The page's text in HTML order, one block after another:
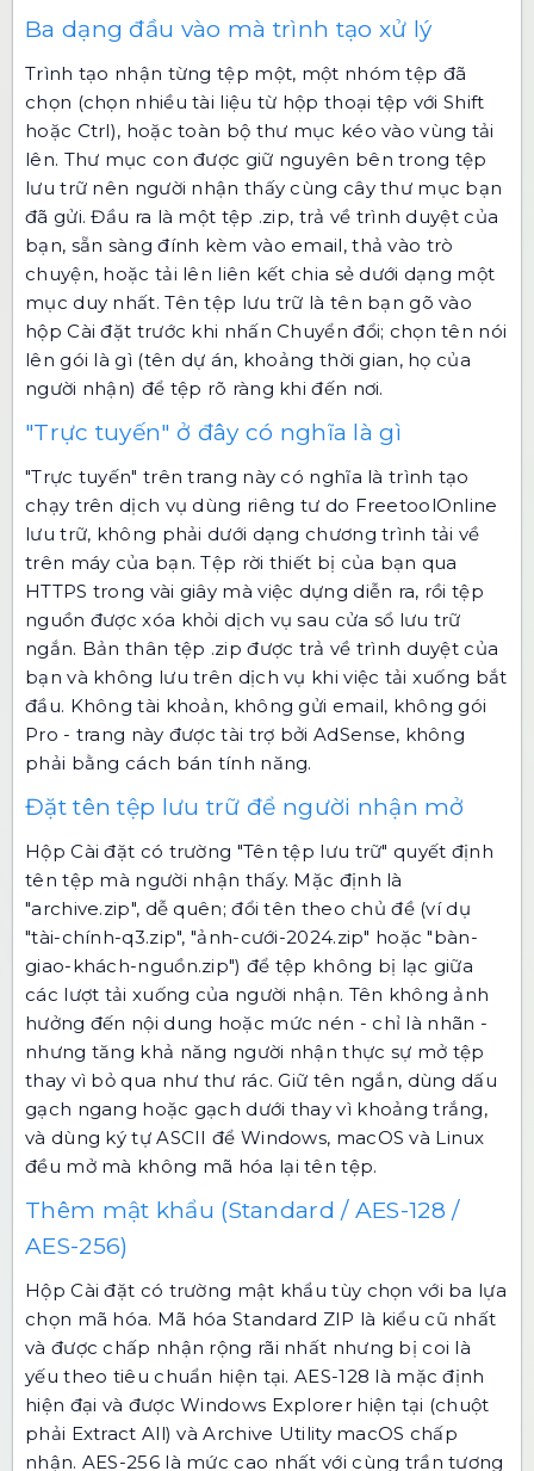
Ba dạng đầu vào mà trình tạo xử lý
Trình tạo nhận từng tệp một, một nhóm tệp đã
chọn (chọn nhiều tài liệu từ hộp thoại tệp với Shift
hoặc Ctrl), hoặc toàn bộ thư mục kéo vào vùng tải
lên. Thư mục con được giữ nguyên bên trong tệp
lưu trữ nên người nhận thấy cùng cây thư mục bạn
đã gửi. Đầu ra là một tệp .zip, trả về trình duyệt của
bạn, sẵn sàng đính kèm vào email, thả vào trò
chuyện, hoặc tải lên liên kết chia sẻ dưới dạng một
mục duy nhất. Tên tệp lưu trữ là tên bạn gõ vào
hộp Cài đặt trước khi nhấn Chuyển đổi; chọn tên nói
lên gói là gì (tên dự án, khoảng thời gian, họ của
người nhận) để tệp rõ ràng khi đến nơi.
"Trực tuyến" ở đây có nghĩa là gì
"Trực tuyến" trên trang này có nghĩa là trình tạo
chạy trên dịch vụ dùng riêng tư do FreetoolOnline
lưu trữ, không phải dưới dạng chương trình tải về
trên máy của bạn. Tệp rời thiết bị của bạn qua
HTTPS trong vài giây mà việc dựng diễn ra, rồi tệp
nguồn được xóa khỏi dịch vụ sau cửa sổ lưu trữ
ngắn. Bản thân tệp .zip được trả về trình duyệt của
bạn và không lưu trên dịch vụ khi việc tải xuống bắt
đầu. Không tài khoản, không gửi email, không gói
Pro - trang này được tài trợ bởi AdSense, không
phải bằng cách bán tính năng.
Đặt tên tệp lưu trữ để người nhận mở
Hộp Cài đặt có trường "Tên tệp lưu trữ" quyết định
tên tệp mà người nhận thấy. Mặc định là
"archive.zip", dễ quên; đổi tên theo chủ đề (ví dụ
"tài-chính-q3.zip", "ảnh-cưới-2024.zip" hoặc "bàn-
giao-khách-nguồn.zip") để tệp không bị lạc giữa
các lượt tải xuống của người nhận. Tên không ảnh
hưởng đến nội dung hoặc mức nén - chỉ là nhãn -
nhưng tăng khả năng người nhận thực sự mở tệp
thay vì bỏ qua như thư rác. Giữ tên ngắn, dùng dấu
gạch ngang hoặc gạch dưới thay vì khoảng trắng,
và dùng ký tự ASCII để Windows, macOS và Linux
đều mở mà không mã hóa lại tên tệp.
Thêm mật khẩu (Standard / AES-128 /
AES-256)
Hộp Cài đặt có trường mật khẩu tùy chọn với ba lựa
chọn mã hóa. Mã hóa Standard ZIP là kiểu cũ nhất
và được chấp nhận rộng rãi nhất nhưng bị coi là
yếu theo tiêu chuẩn hiện tại. AES-128 là mặc định
hiện đại và được Windows Explorer hiện tại (chuột
phải Extract All) và Archive Utility macOS chấp
nhận. AES-256 là mức cao nhất với cùng trần tương